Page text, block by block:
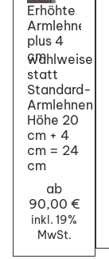
Erhöhte
Armlehnen
plus 4
cm
wahlweise
statt
Standard-
Armlehnen
Höhe 20
cm + 4
cm = 24
cm
ab
90,00 €
inkl. 19%
MwSt.